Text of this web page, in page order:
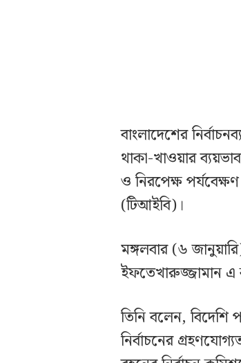
বাংলাদেশের
থাকা-খাওয়ার
ও নিরপেক্ষ পর্যবেক্ষণ
(টিআইবি)।
মঙ্গলবার (৬
ইফতেখারুজ্জামান এ
তিনি বলেন, বিদেশি
নির্বাচনের